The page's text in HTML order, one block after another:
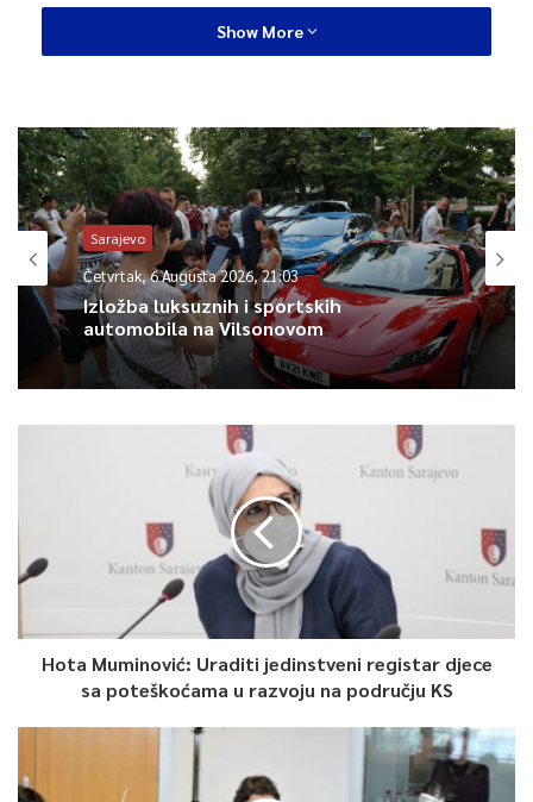
sabora, koje će se održati u subotu, 19. veljače, istaknuta je
važnost sudjelovanja svih dužnosnika izvršne i zakonodavne
Odluke i zaključci koje će Hrvatski narodni sabor usvojiti na
zasjedanju, kako je naglašeno, bit će obvezujuće za sve
hrvatske dužnosnike, bez iznimke.
Županijski odbor HDZ-a BiH Hercegovačko-neretvanske županije
uputio je podršku predsjedniku Čoviću i pregovaračkom timu u
svim budućim aktivnostima po načelima koja utvrdi Hrvatski
narodni sabor, navodi se u priopćenju.
0
Article Rating
Show More
Sarajevo
Četvrtak, 6 Augusta 2026, 21:03
Izložba luksuznih i sportskih
automobila na Vilsonovom
Hota Muminović: Uraditi jedinstveni registar djece
sa poteškoćama u razvoju na području KS